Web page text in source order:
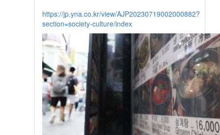
https://jp.yna.co.kr/view/AJP20230719002000882?
section=society-culture/index